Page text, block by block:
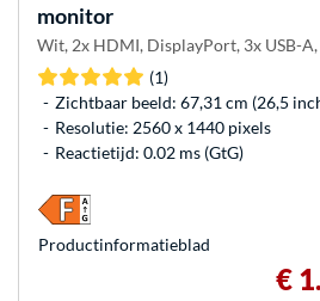
monitor
Wit, 2x HDMI, DisplayPort, 3x USB-
(1)
Zichtbaar beeld: 67,31 cm (26,5
Resolutie: 2560 x 1440 pixels
Reactietijd: 0.02 ms (GtG)
€
Product­informatieblad